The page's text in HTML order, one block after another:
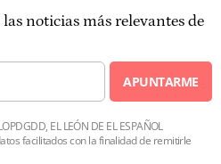
noticias más relevantes de
APUNTARME
EL LEÓN DE EL ESPAÑOL
facilitados con la finalidad de remitirle